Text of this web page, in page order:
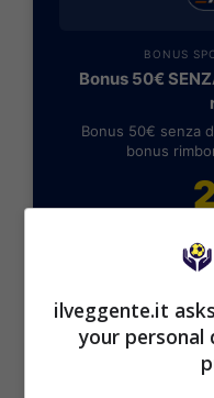
BONUS
Bonus 50€
Bonus 50€ senza
bonus
ilveggente.it
your